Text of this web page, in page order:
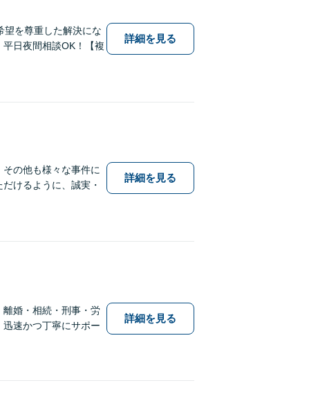
望を尊重した解決にな
日夜間相談OK！【複
詳細を見る
の他も様々な事件に
けるように、誠実・
詳細を見る
離婚・相続・刑事・労
速かつ丁寧にサポー
詳細を見る